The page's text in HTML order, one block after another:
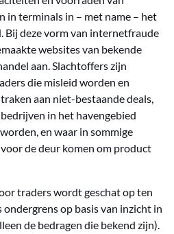
in terminals in – met name – het
Bij deze vorm van internetfraude
websites van bekende
aan. Slachtoffers zijn
die misleid worden en
aan niet-bestaande deals,
in het havengebied
en waar in sommige
de deur komen om product
traders wordt geschat op ten
op basis van inzicht in
de bedragen die bekend zijn).